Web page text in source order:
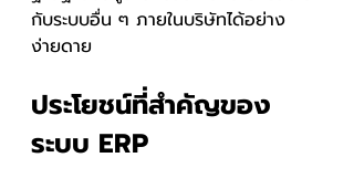
กับระบบอื่น ๆ ภายในบริษัทได้อย่าง
ง่ายดาย
ประโยชน์ที่สำคัญของ
ระบบ ERP